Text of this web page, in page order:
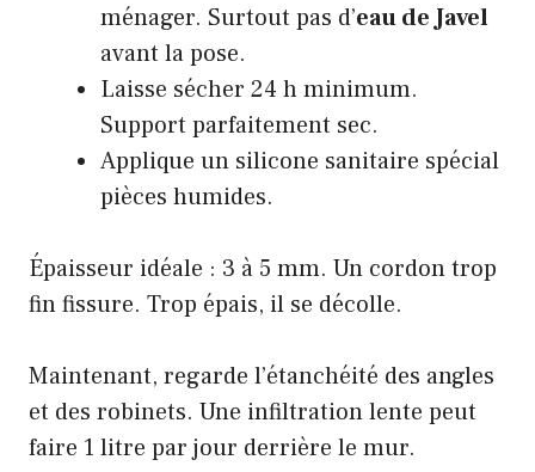
ménager. Surtout pas d’eau de Javel
avant la pose.
Laisse sécher 24 h minimum.
Support parfaitement sec.
Applique un silicone sanitaire spécial
pièces humides.
Épaisseur idéale : 3 à 5 mm. Un cordon trop
fin fissure. Trop épais, il se décolle.
Maintenant, regarde l’étanchéité des angles
et des robinets. Une infiltration lente peut
faire 1 litre par jour derrière le mur.